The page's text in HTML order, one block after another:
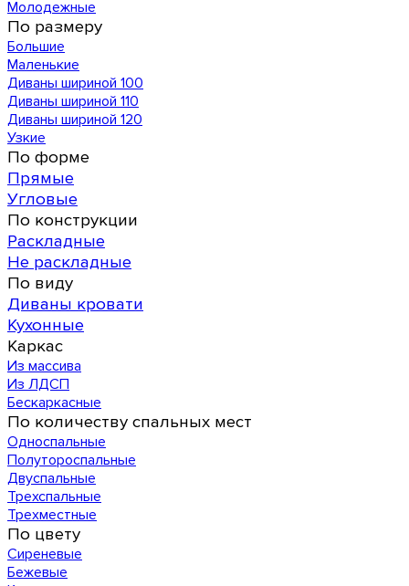
Молодежные
По размеру
Большие
Маленькие
Диваны шириной 100
Диваны шириной 110
Диваны шириной 120
Узкие
По форме
Прямые
Угловые
По конструкции
Раскладные
Не раскладные
По виду
Диваны кровати
Кухонные
Каркас
Из массива
Из ЛДСП
Бескаркасные
По количеству спальных мест
Односпальные
Полутороспальные
Двуспальные
Трехспальные
Трехместные
По цвету
Сиреневые
Бежевые